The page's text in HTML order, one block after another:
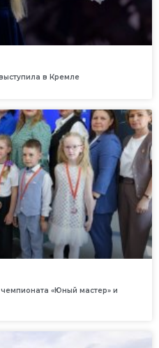
в Кремле
«Юный мастер» и